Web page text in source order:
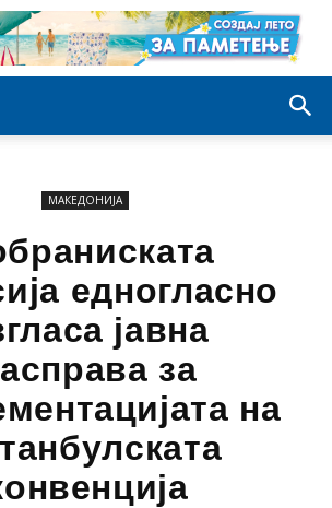
МАКЕДОНИЈА
едногласно
јавна
за
на